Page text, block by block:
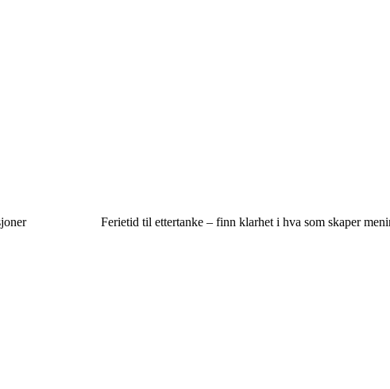
Ferietid til ettertanke – finn klarhet i hva som skaper